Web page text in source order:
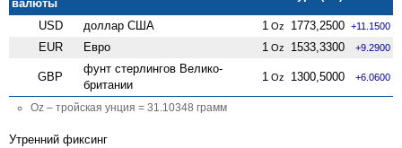
валюты
USD доллар США 1 Oz 1773,2500 +11.1500
EUR Евро 1 Oz 1533,3300 +9.2900
GBP
фунт стерлингов Велико­
британии
1 Oz 1300,5000 +6.0600
Oz – тройская унция = 31.10348 грамм
Утренний фиксинг